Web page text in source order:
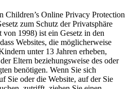
Children’s Online Privacy Protection
zum Schutz der Privatsphäre
1998) ist ein Gesetz in den
Websites, die möglicherweise
unter 13 Jahren erheben,
Eltern beziehungsweise des oder
benötigen. Wenn Sie sich
Sie oder die Website, auf der Sie